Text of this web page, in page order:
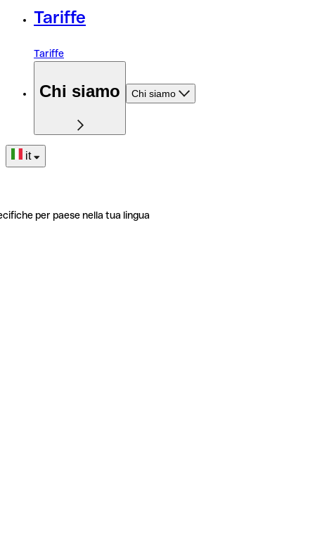
Tariffe
Tariffe
Chi siamo Chi siamo
it
per paese nella tua lingua